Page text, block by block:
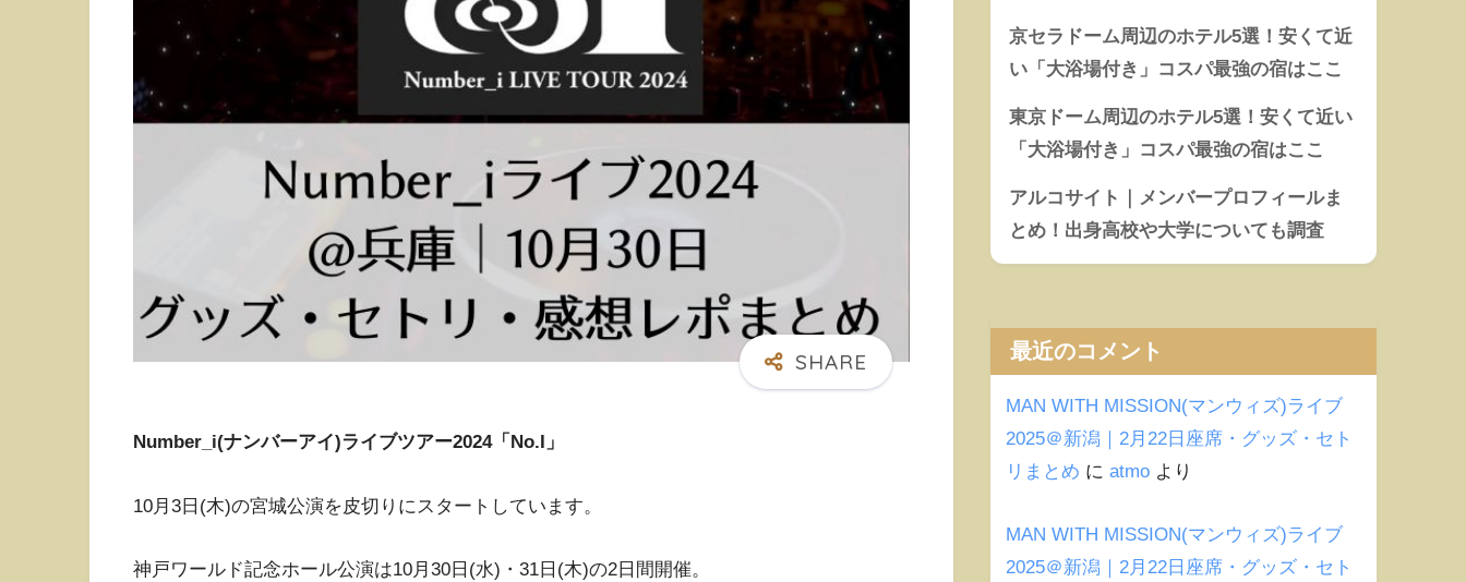
Number_i(ナンバーアイ)ライブツアー2024「No.I」
10月3日(木)の宮城公演を皮切りにスタートしています。
神戸ワールド記念ホール公演は10月30日(水)・31日(木)の2日間開催。
京セラドーム周辺のホテル5選！安くて近
い「大浴場付き」コスパ最強の宿はここ
東京ドーム周辺のホテル5選！安くて近い
「大浴場付き」コスパ最強の宿はここ
アルコサイト｜メンバープロフィールま
とめ！出身高校や大学についても調査
最近のコメント
MAN WITH MISSION(マンウィズ)ライブ
2025＠新潟｜2月22日座席・グッズ・セト
リまとめ に atmo より
MAN WITH MISSION(マンウィズ)ライブ
2025＠新潟｜2月22日座席・グッズ・セト